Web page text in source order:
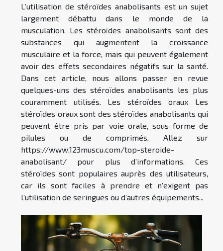
L’utilisation de stéroïdes anabolisants est un sujet
largement débattu dans le monde de la
musculation. Les stéroïdes anabolisants sont des
substances qui augmentent la croissance
musculaire et la force, mais qui peuvent également
avoir des effets secondaires négatifs sur la santé.
Dans cet article, nous allons passer en revue
quelques-uns des stéroïdes anabolisants les plus
couramment utilisés. Les stéroïdes oraux Les
stéroïdes oraux sont des stéroïdes anabolisants qui
peuvent être pris par voie orale, sous forme de
pilules ou de comprimés. Allez sur
https://www.123muscu.com/top-steroide-
anabolisant/ pour plus d’informations. Ces
stéroïdes sont populaires auprès des utilisateurs,
car ils sont faciles à prendre et n’exigent pas
l’utilisation de seringues ou d’autres équipements...